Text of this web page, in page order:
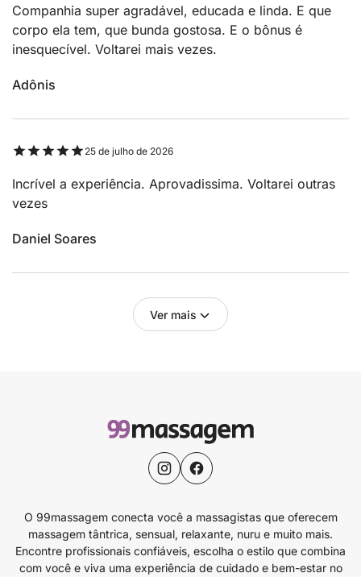
Companhia super agradável, educada e linda. E que
corpo ela tem, que bunda gostosa. E o bônus é
inesquecível. Voltarei mais vezes.
Adônis
25 de julho de 2026
Incrível a experiência. Aprovadissima. Voltarei outras
vezes
Daniel Soares
Ver mais
O 99massagem conecta você a massagistas que oferecem
massagem tântrica, sensual, relaxante, nuru e muito mais.
Encontre profissionais confiáveis, escolha o estilo que combina
com você e viva uma experiência de cuidado e bem-estar no